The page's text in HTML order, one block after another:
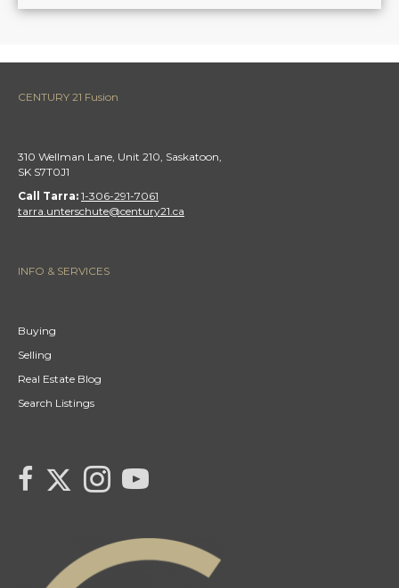
CENTURY 21 Fusion
310 Wellman Lane, Unit 210, Saskatoon,
SK S7T0J1
Call Tarra: 1-306-291-7061
tarra.unterschute@century21.ca
INFO & SERVICES
Buying
Selling
Real Estate Blog
Search Listings
link to Tarra Unterschute's facebook page
link to Tarras Century 21 Fusion Twitter page
Link to Tarra Unterschute's Instagram page
link to Tarra's Century 21 Fusion Youtube page